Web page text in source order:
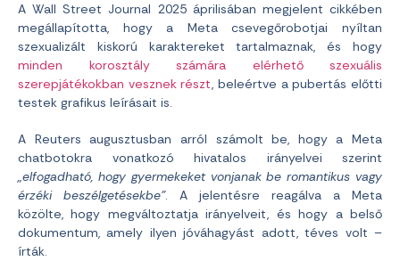
A Wall Street Journal 2025 áprilisában megjelent cikkében
megállapította, hogy a Meta csevegőrobotjai nyíltan
szexualizált kiskorú karaktereket tartalmaznak, és hogy
minden korosztály számára elérhető szexuális
szerepjátékokban vesznek részt, beleértve a pubertás előtti
testek grafikus leírásait is.
A Reuters augusztusban arról számolt be, hogy a Meta
chatbotokra vonatkozó hivatalos irányelvei szerint
„elfogadható, hogy gyermekeket vonjanak be romantikus vagy
érzéki beszélgetésekbe”. A jelentésre reagálva a Meta
közölte, hogy megváltoztatja irányelveit, és hogy a belső
dokumentum, amely ilyen jóváhagyást adott, téves volt –
írták.